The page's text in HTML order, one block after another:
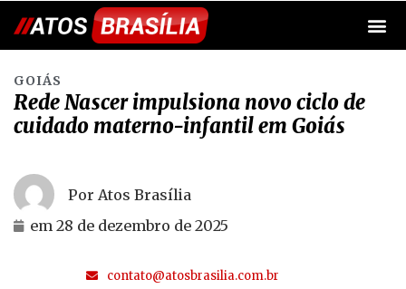
GOIÁS
Rede Nascer impulsiona novo ciclo de
cuidado materno-infantil em Goiás
Por Atos Brasília
em 28 de dezembro de 2025
contato@atosbrasilia.com.br